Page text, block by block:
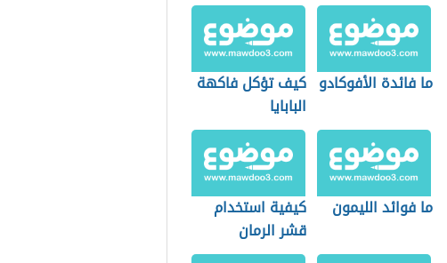
ما فائدة الأفوكادو كيف تؤكل فاكهة
البابايا
ما فوائد الليمون
كيفية استخدام
قشر الرمان